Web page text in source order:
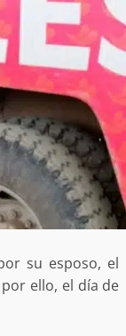
su esposo, el
ello, el día de
la Escuela
Moisés Sáenz
investiga por
delincuencia